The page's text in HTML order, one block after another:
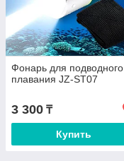
Фонарь для подводного
плавания JZ-ST07
3 300 ₸
Купить